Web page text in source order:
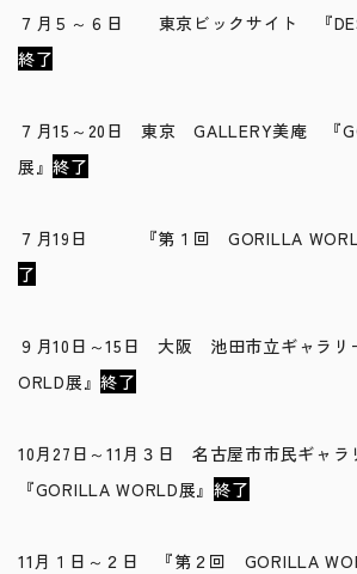
７月５～６日 東京ビックサイト 『
終了
７月15～20日 東京 GALLERY美庵 『
展』終了
７月19日 『第１回 GORILLA
了
９月10日～15日 大阪 池田市立ギャラ
ORLD展』終了
10月27日～11月３日 名古屋市市民ギャ
『GORILLA WORLD展』終了
11月１日～２日 『第２回 GORILLA